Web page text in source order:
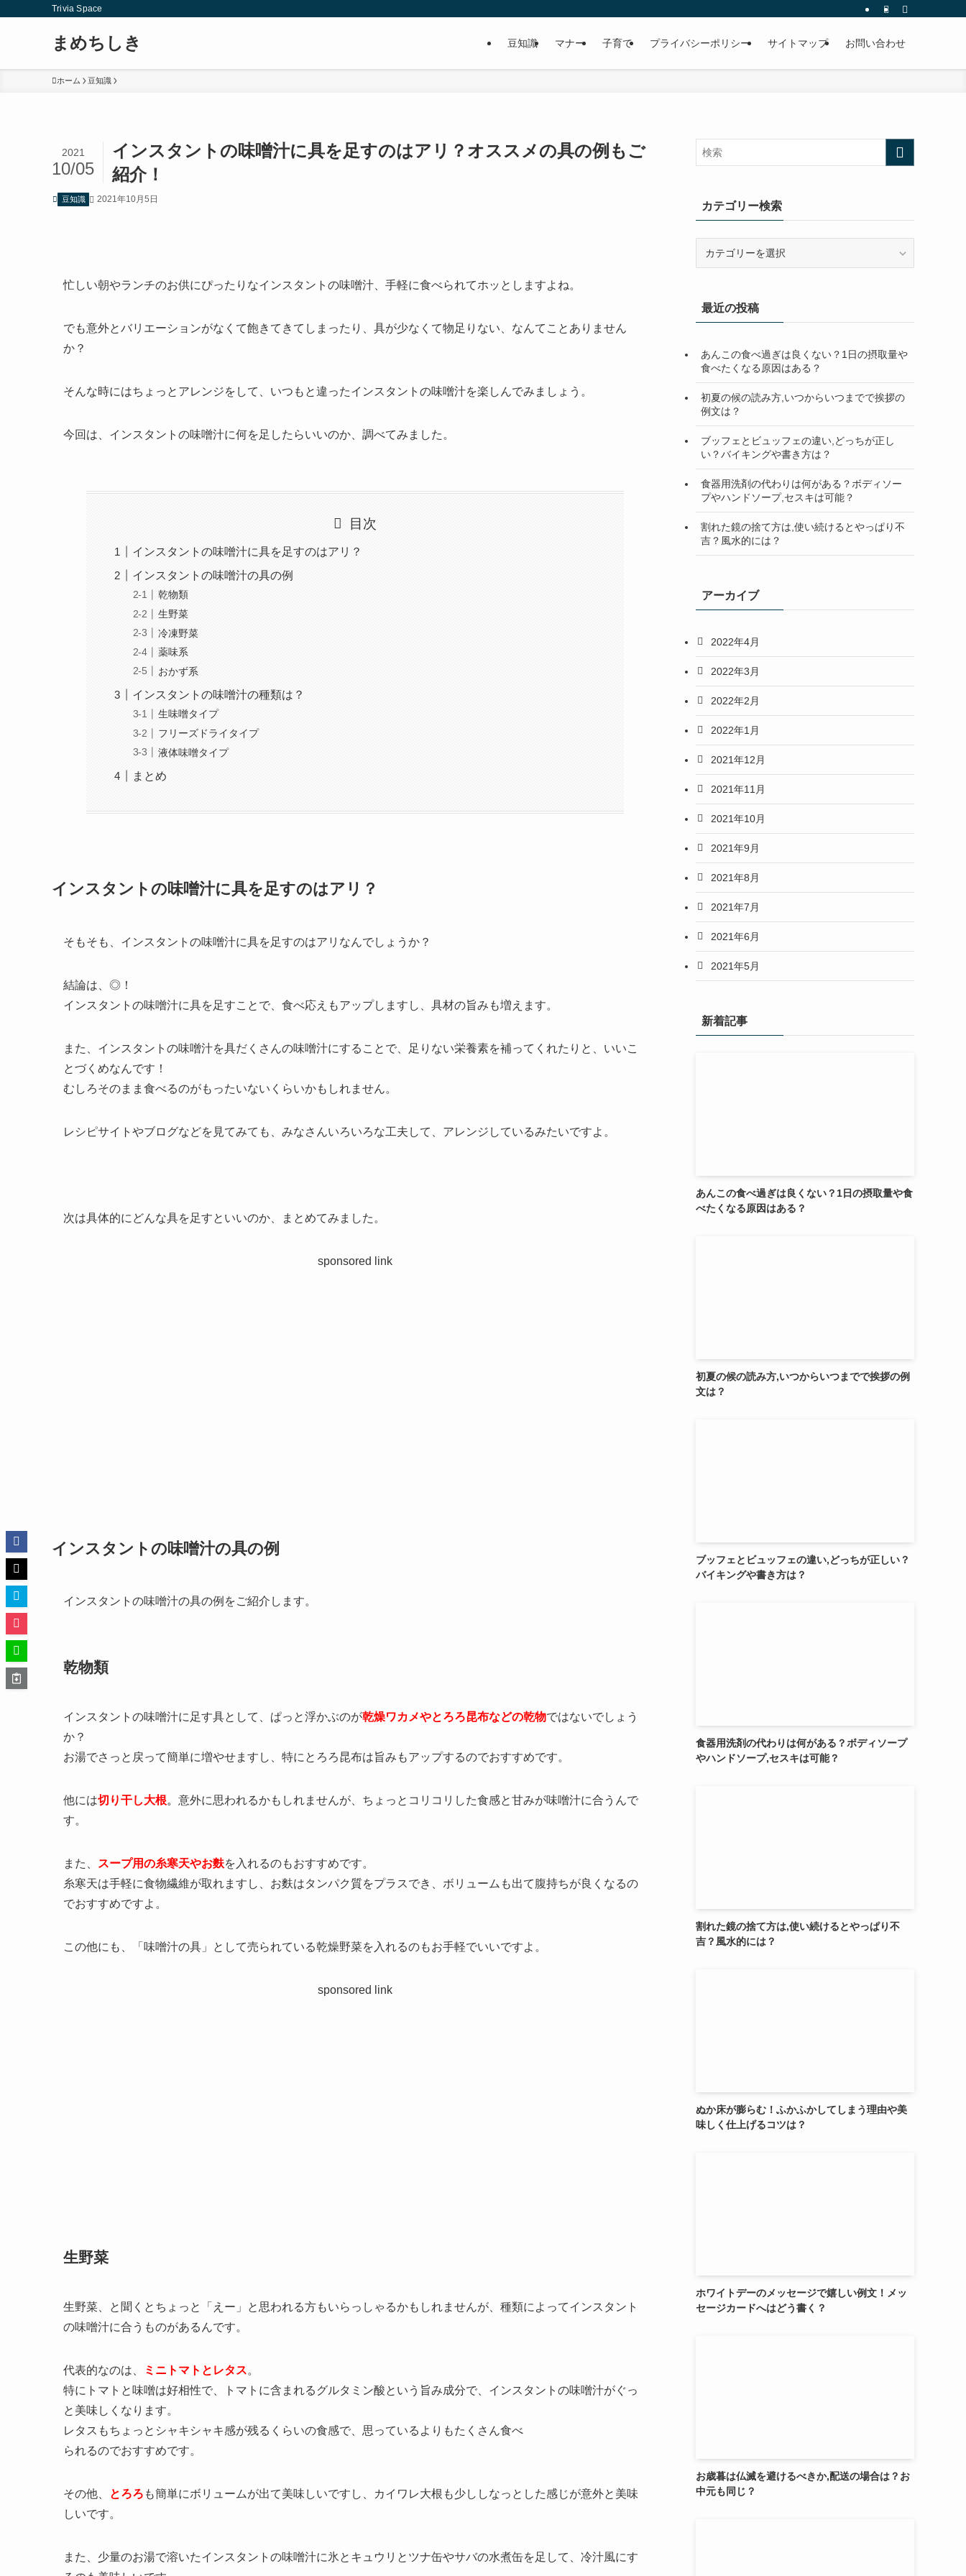
Trivia Space
まめちしき 豆知識 マナー 子育て プライバシーポリシー サイトマップ お問い合わせ
ホーム 豆知識
インスタントの味噌汁に具を足すのはアリ？オススメの具の例もご
紹介！
2021
10/05
豆知識 2021年10月5日
忙しい朝やランチのお供にぴったりなインスタントの味噌汁、手軽に食べられてホッとしますよね。
でも意外とバリエーションがなくて飽きてきてしまったり、具が少なくて物足りない、なんてことありません
か？
そんな時にはちょっとアレンジをして、いつもと違ったインスタントの味噌汁を楽しんでみましょう。
今回は、インスタントの味噌汁に何を足したらいいのか、調べてみました。
目次
インスタントの味噌汁に具を足すのはアリ？
インスタントの味噌汁の具の例
乾物類
生野菜
冷凍野菜
薬味系
おかず系
インスタントの味噌汁の種類は？
生味噌タイプ
フリーズドライタイプ
液体味噌タイプ
まとめ
インスタントの味噌汁に具を足すのはアリ？
そもそも、インスタントの味噌汁に具を足すのはアリなんでしょうか？
結論は、◎！
インスタントの味噌汁に具を足すことで、食べ応えもアップしますし、具材の旨みも増えます。
また、インスタントの味噌汁を具だくさんの味噌汁にすることで、足りない栄養素を補ってくれたりと、いいこ
とづくめなんです！
むしろそのまま食べるのがもったいないくらいかもしれません。
レシピサイトやブログなどを見てみても、みなさんいろいろな工夫して、アレンジしているみたいですよ。
次は具体的にどんな具を足すといいのか、まとめてみました。
sponsored link
インスタントの味噌汁の具の例
インスタントの味噌汁の具の例をご紹介します。
乾物類
インスタントの味噌汁に足す具として、ぱっと浮かぶのが乾燥ワカメやとろろ昆布などの乾物ではないでしょう
か？
お湯でさっと戻って簡単に増やせますし、特にとろろ昆布は旨みもアップするのでおすすめです。
他には切り干し大根。 意外に思われるかもしれませんが、ちょっとコリコリした食感と甘みが味噌汁に合うんで
す。
また、 スープ用の糸寒天やお麩を入れるのもおすすめです。
糸寒天は手軽に食物繊維が取れますし、お麩はタンパク質をプラスでき、ボリュームも出て腹持ちが良くなるの
でおすすめですよ。
この他にも、「味噌汁の具」として売られている乾燥野菜を入れるのもお手軽でいいですよ。
sponsored link
生野菜
生野菜、と聞くとちょっと「えー」と思われる方もいらっしゃるかもしれませんが、種類によってインスタント
の味噌汁に合うものがあるんです。
代表的なのは、 ミニトマトとレタス。
特にトマトと味噌は好相性で、トマトに含まれるグルタミン酸という旨み成分で、インスタントの味噌汁がぐっ
と美味しくなります。
レタスもちょっとシャキシャキ感が残るくらいの食感で、思っているよりもたくさん食べ
られるのでおすすめです。
その他、 とろろ も簡単にボリュームが出て美味しいですし、カイワレ大根も少ししなっとした感じが意外と美味
しいです。
また、少量のお湯で溶いたインスタントの味噌汁に氷とキュウリとツナ缶やサバの水煮缶を足して、冷汁風にす
カテゴリー検索
ー
検
最近の投稿
あんこの食べ過ぎは良くない？1日の摂取量や
食べたくなる原因はある？
初夏の候の読み方,いつからいつまでで挨拶の
例文は？
ブッフェとビュッフェの違い,どっちが正し
い？バイキングや書き方は？
食器用洗剤の代わりは何がある？ボディソー
プやハンドソープ,セスキは可能？
割れた鏡の捨て方は,使い続けるとやっぱり不
吉？風水的には？
アーカイブ
2022年4月
2022年3月
2022年2月
2022年1月
2021年12月
2021年11月
2021年10月
2021年9月
2021年8月
2021年7月
2021年6月
2021年5月
新着記事
あんこの食べ過ぎは良くない？1日の摂取量や食
べたくなる原因はある？
初夏の候の読み方,いつからいつまでで挨拶の例
文は？
ブッフェとビュッフェの違い,どっちが正しい？
バイキングや書き方は？
食器用洗剤の代わりは何がある？ボディソープ
やハンドソープ,セスキは可能？
割れた鏡の捨て方は,使い続けるとやっぱり不
吉？風水的には？
ぬか床が膨らむ！ふかふかしてしまう理由や美
味しく仕上げるコツは？
ホワイトデーのメッセージで嬉しい例文！メッ
セージカードへはどう書く？
お歳暮は仏滅を避けるべきか,配送の場合は？お
中元も同じ？